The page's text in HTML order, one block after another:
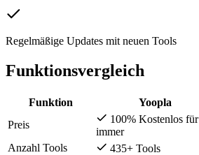
Regelmäßige Updates mit neuen Tools
Funktionsvergleich
Funktion Yoopla
Preis
100% Kostenlos für
immer
Anzahl Tools
435+ Tools